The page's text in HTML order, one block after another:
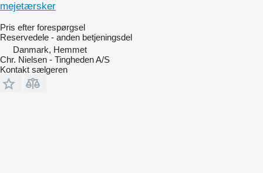
mejetærsker
Pris efter forespørgsel
Reservedele - anden betjeningsdel
Danmark, Hemmet
Chr. Nielsen - Tingheden A/S
Kontakt sælgeren